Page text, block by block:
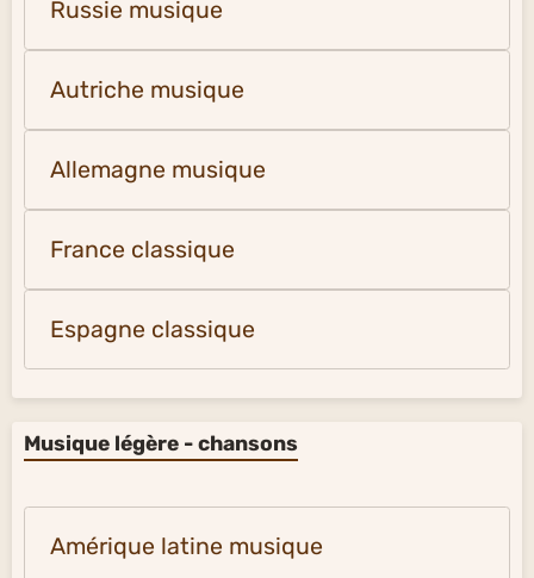
Russie musique
Autriche musique
Allemagne musique
France classique
Espagne classique
Musique légère - chansons
Amérique latine musique